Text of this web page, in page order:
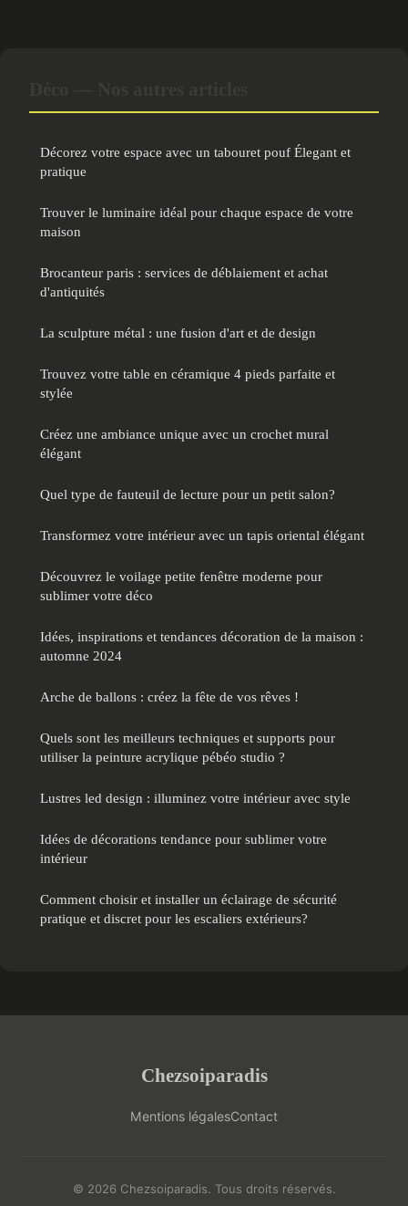
Décorez votre espace avec un tabouret pouf Élegant et
pratique
Trouver le luminaire idéal pour chaque espace de votre
maison
Brocanteur paris : services de déblaiement et achat
d'antiquités
La sculpture métal : une fusion d'art et de design
Trouvez votre table en céramique 4 pieds parfaite et
stylée
Créez une ambiance unique avec un crochet mural
élégant
Quel type de fauteuil de lecture pour un petit salon?
Transformez votre intérieur avec un tapis oriental élégant
Découvrez le voilage petite fenêtre moderne pour
sublimer votre déco
Idées, inspirations et tendances décoration de la maison :
automne 2024
Arche de ballons : créez la fête de vos rêves !
Quels sont les meilleurs techniques et supports pour
utiliser la peinture acrylique pébéo studio ?
Lustres led design : illuminez votre intérieur avec style
Idées de décorations tendance pour sublimer votre
intérieur
Comment choisir et installer un éclairage de sécurité
pratique et discret pour les escaliers extérieurs?
Chezsoiparadis
Mentions légalesContact
© 2026 Chezsoiparadis. Tous droits réservés.